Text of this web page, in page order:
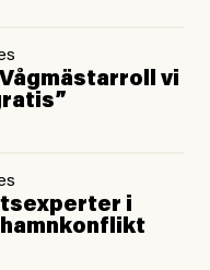
vi
i
hamnkonflikt